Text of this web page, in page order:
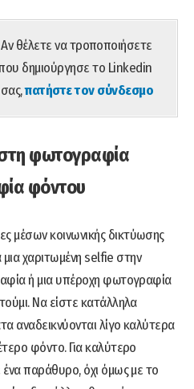
θέλετε να τροποποιήσετε
δημιούργησε το Linkedin
σας,πατήστε τον σύνδεσμο
φωτογραφία
φόντου
μέσων κοινωνικής δικτύωσης
μια χαριτωμένη selfie στην
ή μια υπέροχη φωτογραφία
Να είστε κατάλληλα
αναδεικνύονται λίγο καλύτερα
φόντο. Για καλύτερο
παράθυρο, όχι όμως με το